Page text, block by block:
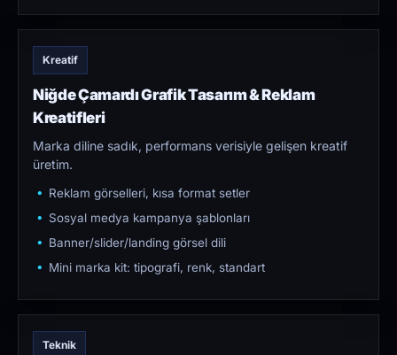
Kreatif
Niğde Çamardı Grafik Tasarım & Reklam
Kreatifleri
Marka diline sadık, performans verisiyle gelişen kreatif
üretim.
Reklam görselleri, kısa format setler
Sosyal medya kampanya şablonları
Banner/slider/landing görsel dili
Mini marka kit: tipografi, renk, standart
Teknik